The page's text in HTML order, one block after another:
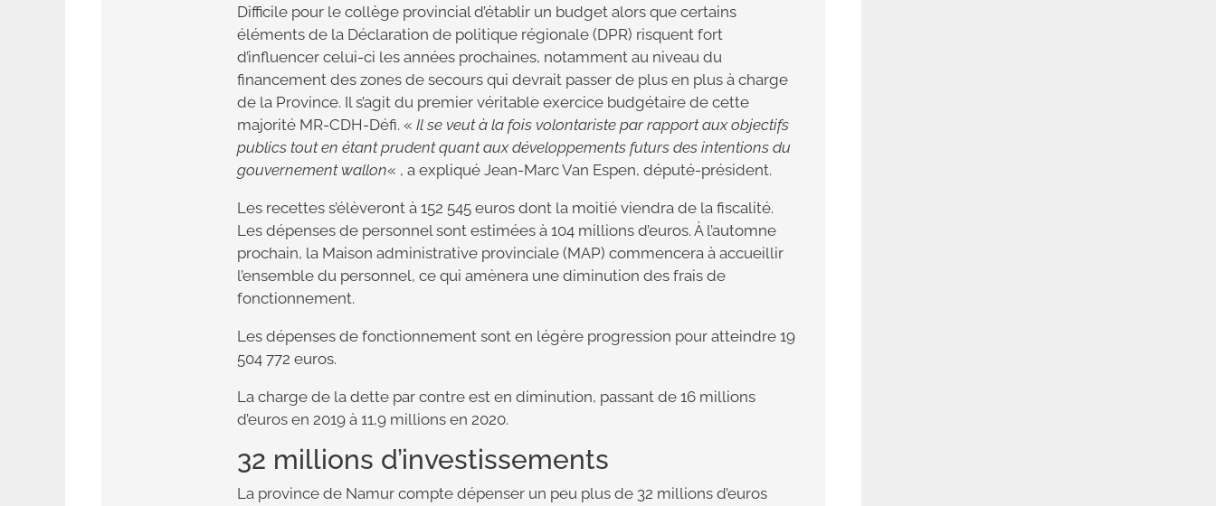
Difficile pour le collège provincial d’établir un budget alors que certains
éléments de la Déclaration de politique régionale (DPR) risquent fort
d’influencer celui-ci les années prochaines, notamment au niveau du
financement des zones de secours qui devrait passer de plus en plus à charge
de la Province. Il s’agit du premier véritable exercice budgétaire de cette
majorité MR-CDH-Défi. « Il se veut à la fois volontariste par rapport aux objectifs
publics tout en étant prudent quant aux développements futurs des intentions du
gouvernement wallon« , a expliqué Jean-Marc Van Espen, député-président.
Les recettes s’élèveront à 152 545 euros dont la moitié viendra de la fiscalité.
Les dépenses de personnel sont estimées à 104 millions d’euros. À l’automne
prochain, la Maison administrative provinciale (MAP) commencera à accueillir
l’ensemble du personnel, ce qui amènera une diminution des frais de
fonctionnement.
Les dépenses de fonctionnement sont en légère progression pour atteindre 19
504 772 euros.
La charge de la dette par contre est en diminution, passant de 16 millions
d’euros en 2019 à 11,9 millions en 2020.
32 millions d’investissements
La province de Namur compte dépenser un peu plus de 32 millions d’euros